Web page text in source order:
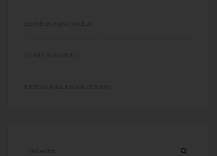
LE FORUM PIANO MAJEUR
LE SITE PIANO BLEU
UN BLOG ANGLAIS SUR LE PIANO